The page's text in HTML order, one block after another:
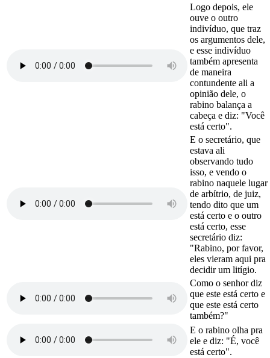
Logo depois, ele
ouve o outro
indivíduo, que traz
os argumentos dele,
e esse indivíduo
também apresenta
de maneira
contundente ali a
opinião dele, o
rabino balança a
cabeça e diz: "Você
está certo".
E o secretário, que
estava ali
observando tudo
isso, e vendo o
rabino naquele lugar
de arbítrio, de juiz,
tendo dito que um
está certo e o outro
está certo, esse
secretário diz:
"Rabino, por favor,
eles vieram aqui pra
decidir um litígio.
Como o senhor diz
que este está certo e
que este está certo
também?"
E o rabino olha pra
ele e diz: "É, você
está certo".